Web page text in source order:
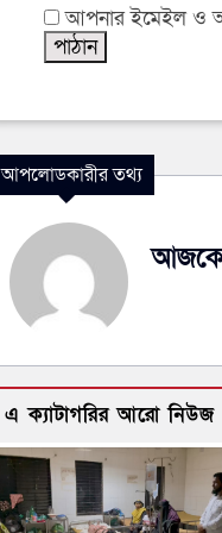
আপনার ইমেইল ও
আপলোডকারীর তথ্য
এ ক্যাটাগরির আরো নিউজ